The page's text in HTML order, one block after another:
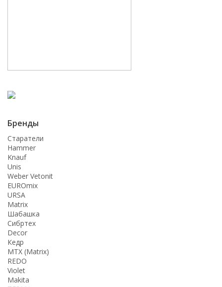
Бренды
Старатели
Hammer
Knauf
Unis
Weber Vetonit
EUROmix
URSA
Matrix
Шабашка
Сибртех
Decor
Кедр
MTX (Matrix)
REDO
Violet
Makita